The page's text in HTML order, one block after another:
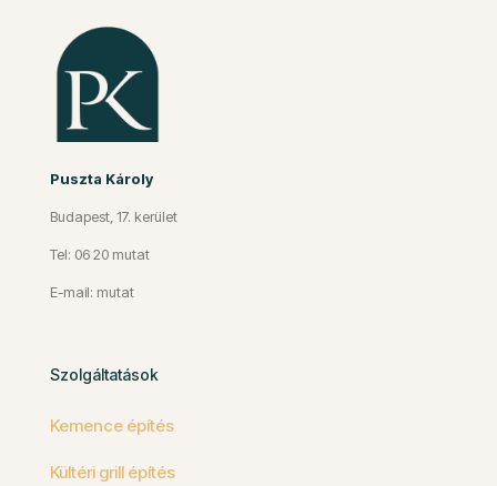
Puszta Károly
Budapest, 17. kerület
Tel: 06 20 mutat
E-mail: mutat
Szolgáltatások
Kemence építés
Kültéri grill építés